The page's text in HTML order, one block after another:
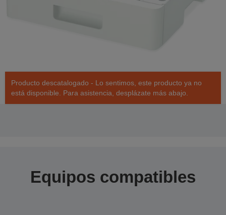
Producto descatalogado - Lo sentimos, este producto ya no
está disponible. Para asistencia, desplázate más abajo.
Equipos compatibles